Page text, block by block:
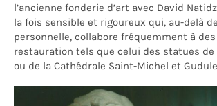
l’ancienne fonderie d’art avec David
la fois sensible et rigoureux qui, au-delà
personnelle, collabore fréquemment à
restauration tels que celui des statues de
ou de la Cathédrale Saint-Michel et